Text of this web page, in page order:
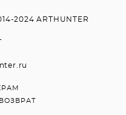
2024 ARTHUNTER